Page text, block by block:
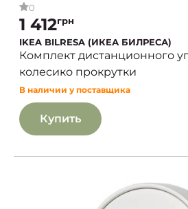
0
1 412грн
IKEA BILRESA (ИКЕА БИЛРЕСА)
Комплект дистанционного
колесико прокрутки
В наличии у поставщика
Купить